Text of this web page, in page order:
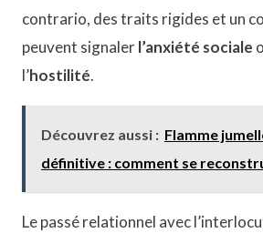
contrario, des traits rigides et un
peuvent signalerl’anxiété sociale
l’hostilité.
Découvrez aussi : Flamme
définitive : comment se
Le passé relationnel avec